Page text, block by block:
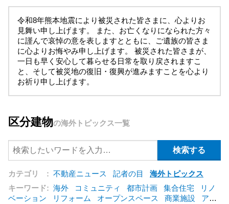
令和8年熊本地震により被災された皆さまに、心よりお
見舞い申し上げます。 また、お亡くなりになられた方々
に謹んで哀悼の意を表しますとともに、ご遺族の皆さま
に心よりお悔やみ申し上げます。 被災された皆さまが、
一日も早く安心して暮らせる日常を取り戻されますこ
と、そして被災地の復旧・復興が進みますことを心より
お祈り申し上げます。
区分建物の海外トピックス一覧
カテゴリ : 不動産ニュース 記者の目
海外トピックス
キーワード: 海外 コミュニティ 都市計画 集合住宅
リノ
ベーション
リフォーム オープンスペース 商業施設
アパ